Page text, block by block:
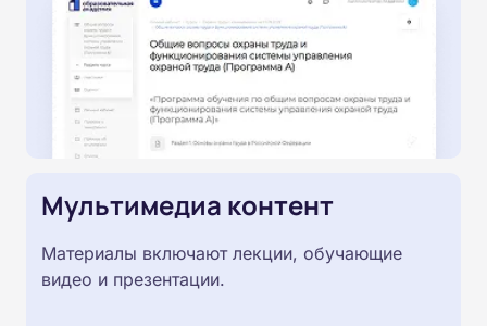
Мультимедиа контент
Материалы включают лекции, обучающие
видео и презентации.